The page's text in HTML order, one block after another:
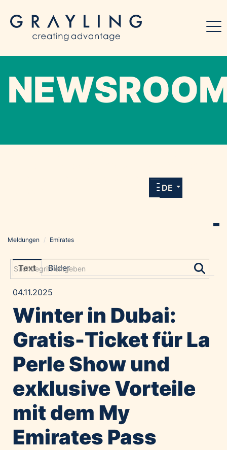
allen Meldungen und Downloads unserer
DE
Grayling Agentur
Amadeus Austrian Music Awards
Bolt
Constantia Flexibles
Costa Kreuzfahrten
Emirates
Expo 2025 Osaka
GE HealthCare
Meldungen / Emirates
Text Bilder
04.11.2025
Winter in Dubai:
Gratis-Ticket für La
Perle Show und
exklusive Vorteile
mit dem My
Emirates Pass